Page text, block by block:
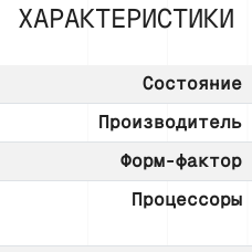
ХАРАКТЕРИСТИКИ
Состояние
Производитель
Форм-фактор
Процессоры